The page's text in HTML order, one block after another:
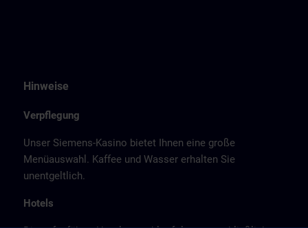
Hinweise
Verpflegung
Unser Siemens-Kasino bietet Ihnen eine große
Menüauswahl. Kaffee und Wasser erhalten Sie
unentgeltlich.
Hotels